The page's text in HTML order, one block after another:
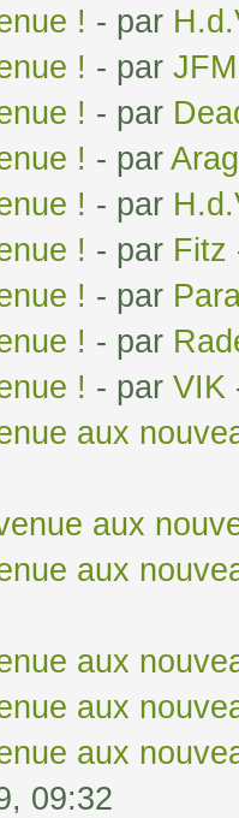
! - par
! - par JFM
! - par
! - par
! - par
! - par Fitz
! - par
! - par
! - par VIK
aux
aux
aux
aux
aux
aux
09:32